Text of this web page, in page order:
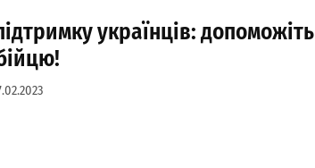
українців: допоможіть